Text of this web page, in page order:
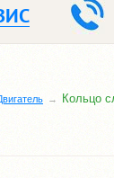
Кольцо